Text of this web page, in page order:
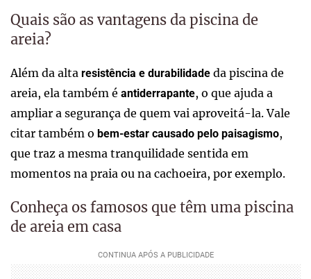
Quais são as vantagens da piscina de
areia?
Além da alta resistência e durabilidade da piscina de
areia, ela também é antiderrapante, o que ajuda a
ampliar a segurança de quem vai aproveitá-la. Vale
citar também o bem-estar causado pelo paisagismo,
que traz a mesma tranquilidade sentida em
momentos na praia ou na cachoeira, por exemplo.
Conheça os famosos que têm uma piscina
de areia em casa